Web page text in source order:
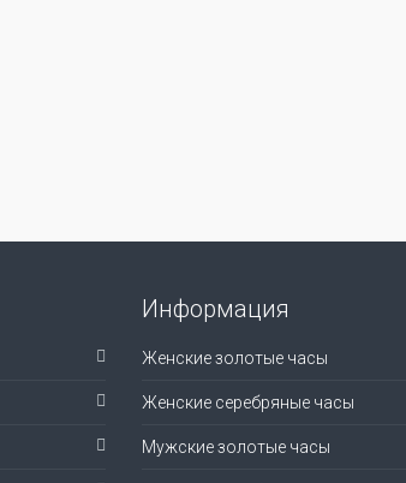
Информация
Женские золотые часы
Женские серебряные часы
Мужские золотые часы